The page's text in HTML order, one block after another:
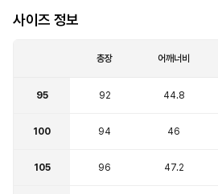
사이즈 정보
총장 어깨너비
95 92 44.8
100 94 46
105 96 47.2